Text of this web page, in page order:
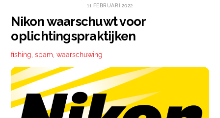
11 FEBRUARI 2022
Nikon waarschuwt voor
oplichtingspraktijken
fishing ,spam ,waarschuwing